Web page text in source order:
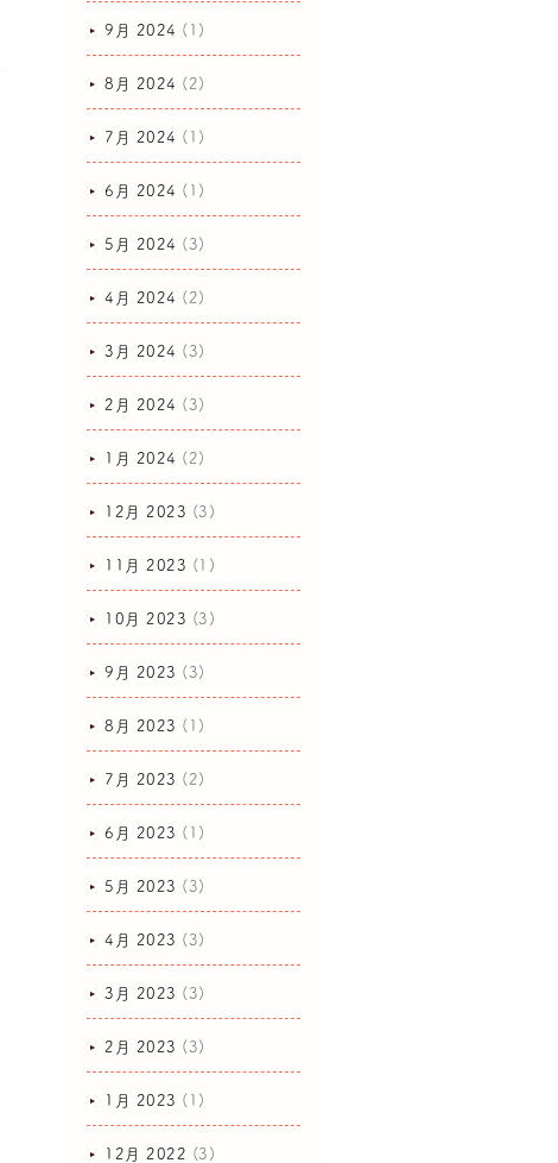
9月 2024 (1)
8月 2024 (2)
7月 2024 (1)
6月 2024 (1)
5月 2024 (3)
4月 2024 (2)
3月 2024 (3)
2月 2024 (3)
1月 2024 (2)
12月 2023 (3)
11月 2023 (1)
10月 2023 (3)
9月 2023 (3)
8月 2023 (1)
7月 2023 (2)
6月 2023 (1)
5月 2023 (3)
4月 2023 (3)
3月 2023 (3)
2月 2023 (3)
1月 2023 (1)
12月 2022 (3)